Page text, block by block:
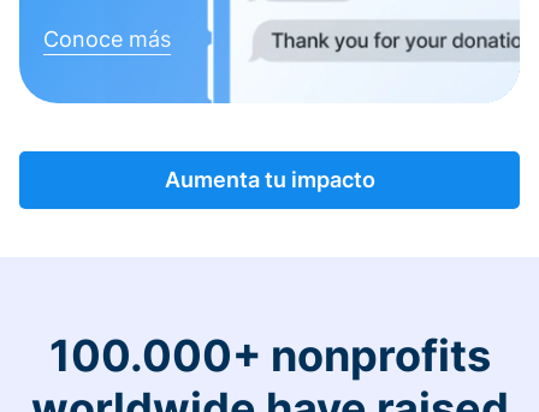
Conoce más
Aumenta tu impacto
100.000+ nonprofits